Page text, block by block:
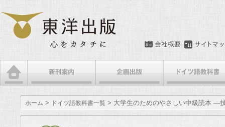
メインメニュー
メインコンテンツへ移動
サブコンテンツへ移動
ホーム > ドイツ語教科書一覧 > 大学生のためのやさしい中級読本 —